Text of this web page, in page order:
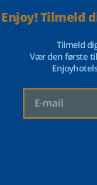
Enjoy! Tilmeld
Tilmeld
Vær den første